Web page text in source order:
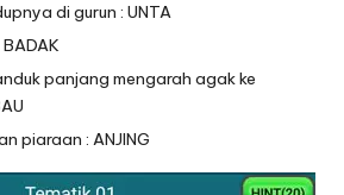
di gurun : UNTA
panjang mengarah agak ke
piaraan : ANJING